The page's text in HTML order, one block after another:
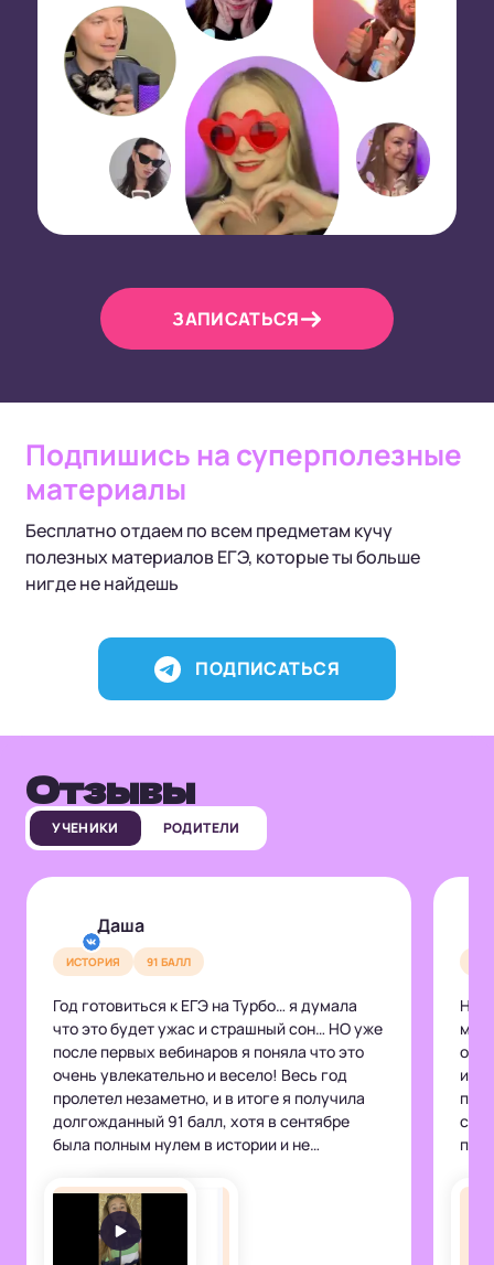
ЗАПИСАТЬСЯ
Подпишись на суперполезные
материалы
Бесплатно отдаем по всем предметам кучу
полезных материалов ЕГЭ, которые ты больше
нигде не найдешь
ПОДПИСАТЬСЯ
Отзывы
УЧЕНИКИ РОДИТЕЛИ
Даша
ИСТОРИЯ 91 БАЛЛ
Год готовиться к ЕГЭ на Турбо… я думала
что это будет ужас и страшный сон… НО уже
после первых вебинаров я поняла что это
очень увлекательно и весело! Весь год
пролетел незаметно, и в итоге я получила
долгожданный 91 балл, хотя в сентябре
была полным нулем в истории и не
😂 Большое спасибо Роме за подробные
объяснения и интересные рассказы,
благодаря ему я действительно полюбила
историю!🤍 Если собираетесь готовиться к
На